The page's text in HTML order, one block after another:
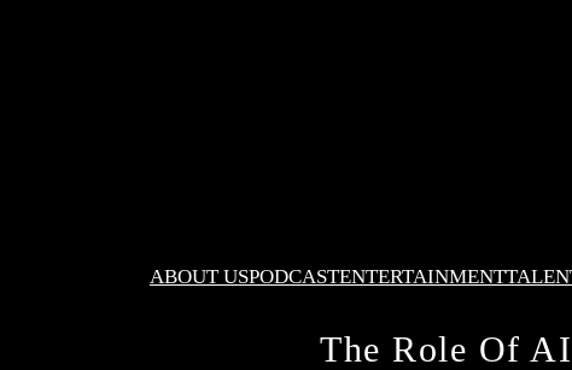
ABOUT USPODCASTENTERTAINMENT
The Role Of